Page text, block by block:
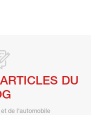
DU
de l'automobile